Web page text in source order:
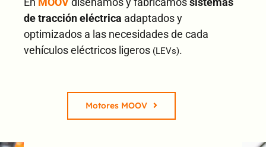
de tracción eléctrica adaptados y
optimizados a las necesidades de cada
vehículos eléctricos ligeros (LEVs).
Motores MOOV